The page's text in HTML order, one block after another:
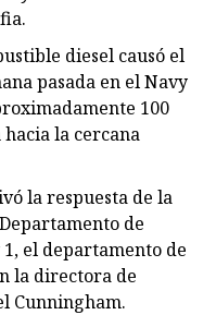
diesel causó el
pasada en el Navy
100
hacia la cercana
la respuesta de la
de
el departamento de
la directora de
Cunningham.